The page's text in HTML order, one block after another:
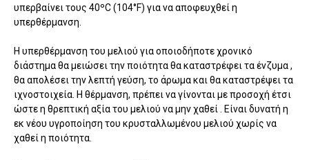
υπερβαίνει τους 40ºC (104°F) για να αποφευχθεί η
υπερθέρμανση.
Η υπερθέρμανση του μελιού για οποιοδήποτε χρονικό
διάστημα θα μειώσει την ποιότητα θα καταστρέφει τα ένζυμα ,
θα απολέσει την λεπτή γεύση, το άρωμα και θα καταστρέψει τα
ιχνοστοιχεία. Η θέρμανση, πρέπει να γίνονται με προσοχή έτσι
ώστε η θρεπτική αξία του μελιού να μην χαθεί . Είναι δυνατή η
εκ νέου υγροποίηση του κρυσταλλωμένου μελιού χωρίς να
χαθεί η ποιότητα.